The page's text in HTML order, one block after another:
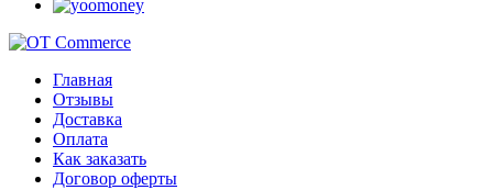
Главная
Отзывы
Доставка
Оплата
Как заказать
Договор оферты